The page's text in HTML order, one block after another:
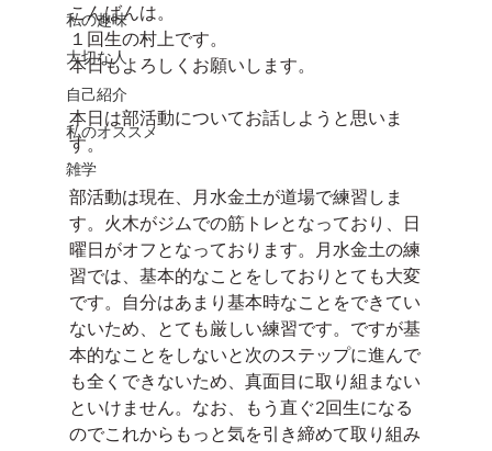
私の趣味
大切な人
自己紹介
私のオススメ
雑学
こんばんは。
１回生の村上です。
本日もよろしくお願いします。
本日は部活動についてお話しようと思いま
す。
部活動は現在、月水金土が道場で練習しま
す。火木がジムでの筋トレとなっており、日
曜日がオフとなっております。月水金土の練
習では、基本的なことをしておりとても大変
です。自分はあまり基本時なことをできてい
ないため、とても厳しい練習です。ですが基
本的なことをしないと次のステップに進んで
も全くできないため、真面目に取り組まない
といけません。なお、もう直ぐ2回生になる
のでこれからもっと気を引き締めて取り組み